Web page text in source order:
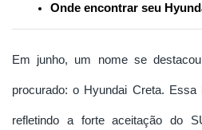
Onde encontrar seu
Em junho, um nome se
procurado: o Hyundai Creta.
refletindo a forte aceitação do